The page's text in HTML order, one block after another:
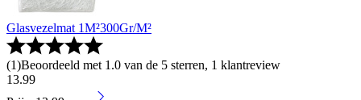
Glasvezelmat 1M²300Gr/M²
(1)Beoordeeld met 1.0 van de 5 sterren, 1 klantreview
13.99